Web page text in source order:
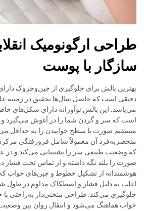
طراحی ارگونومیک
سازگار با پوست
بهترین بالش برای جلوگیری از چین‌وچروک
دقیقی است که حاصل سال‌ها تحقیق در زمینه
می‌باشد. این بالش نوآورانه دارای شکل‌های
است که سر و گردن شما را در آغوش می‌گیرد
مستقیم صورت با سطح خوابیدن را به حداقل
منحصربه‌فرد آن معمولاً شامل فرورفتگی
که وضعیت طبیعی سر را پشتیبانی می‌کند و
صورت را بلند نگه داشته و از تماس تحت فشار
هوشمندانه از تشکیل خطوط و چین‌های خواب
اغلب به دلیل فشار و اصطکاک مداوم در طول
جلوگیری می‌کند. طراحی منحنی‌دار به‌راحتی
خواب هماهنگ می‌شود و انتقال روان بین